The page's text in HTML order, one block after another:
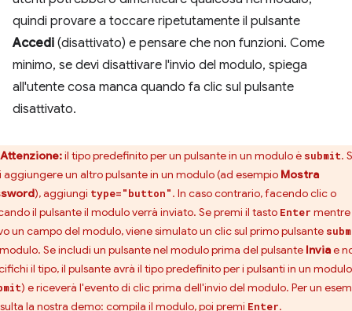
quindi provare a toccare ripetutamente il pulsante
Accedi (disattivato) e pensare che non funzioni. Come
minimo, se devi disattivare l'invio del modulo, spiega
all'utente cosa manca quando fa clic sul pulsante
disattivato.
Attenzione:il tipo predefinito per un pulsante in un modulo è submit.
aggiungere un altro pulsante in un modulo (ad esempio Mostra
), aggiungi type="button". In caso contrario, facendo clic o
il pulsante il modulo verrà inviato. Se premi il tasto Enter mentre
un campo del modulo, viene simulato un clic sul primo pulsante
Se includi un pulsante nel modulo prima del pulsante Inviae
il tipo, il pulsante avrà il tipo predefinito per i pulsanti in un modulo
) e riceverà l'evento di clic prima dell'invio del modulo. Per un
la nostra demo: compila il modulo, poi premi Enter.